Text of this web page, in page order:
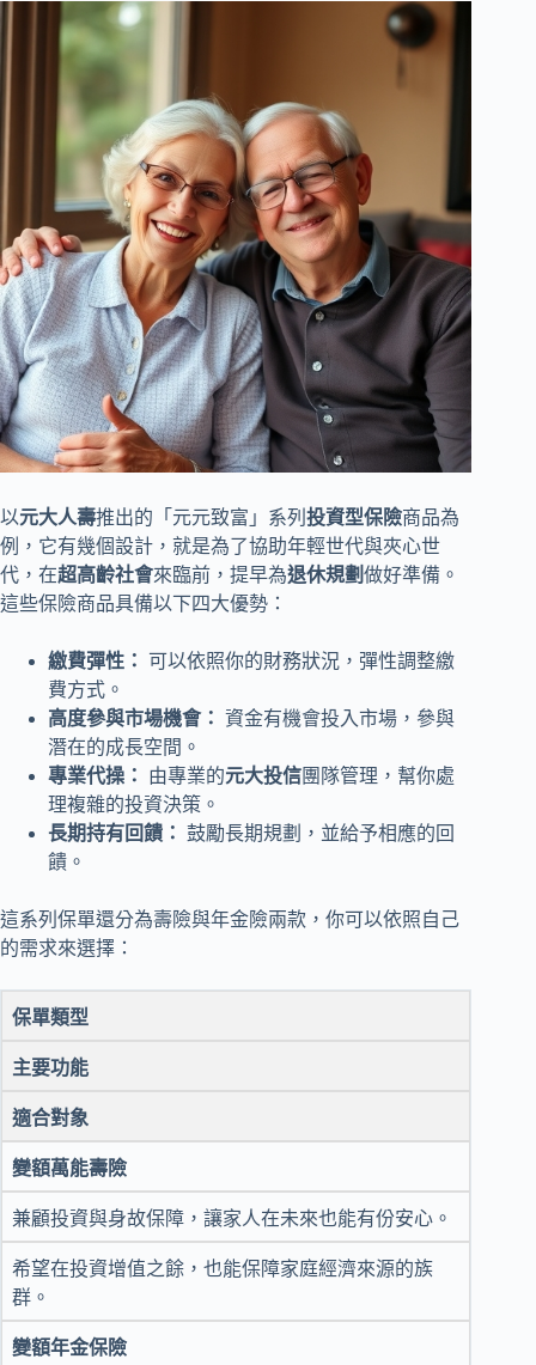
以元大人壽推出的「元元致富」系列 投資型保險商品為
例，它有幾個設計，就是為了協助年輕世代與夾心世
代，在超高齡社會來臨前，提早為退休規劃做好準備。
這些保險商品具備以下四大優勢：
繳費彈性：
可以依照你的財務狀況，彈性調整繳
費方式。
高度參與市場機會： 資金有機會投入市場，參與
潛在的成長空間。
專業代操：
由專業的元大投信團隊管理，幫你處
理複雜的投資決策。
長期持有回饋： 鼓勵長期規劃，並給予相應的回
饋。
這系列保單還分為壽險與年金險兩款，你可以依照自己
的需求來選擇：
保單類型
主要功能
適合對象
變額萬能壽險
兼顧投資與身故保障，讓家人在未來也能有份安心。
希望在投資增值之餘，也能保障家庭經濟來源的族
群。
變額年金保險